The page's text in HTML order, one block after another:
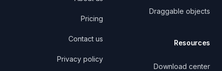
Draggable objects
Resources
Download center
Pricing
Contact us
Privacy policy